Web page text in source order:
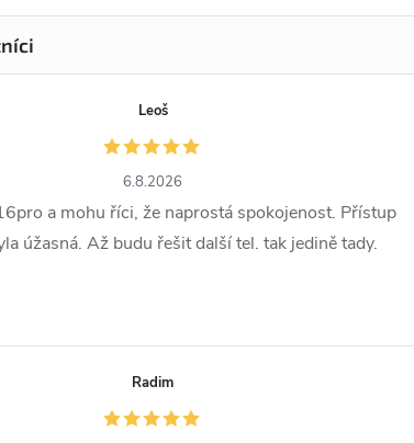
Leoš
6.8.2026
a mohu říci, že naprostá spokojenost. Přístup
úžasná. Až budu řešit další tel. tak jedině tady.
Radim